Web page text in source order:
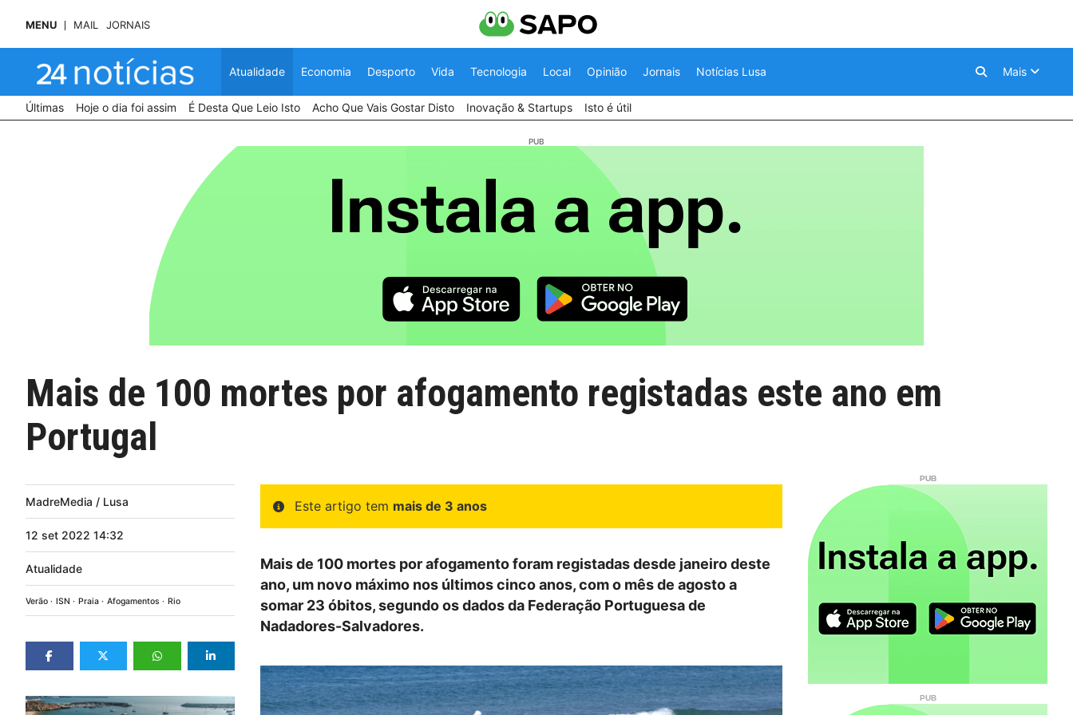
MENU MAIL JORNAIS
Atualidade Economia Desporto Vida Tecnologia Local Opinião Jornais Notícias Lusa Mais
Últimas Hoje o dia foi assim É Desta Que Leio Isto Acho Que Vais Gostar Disto Inovação & Startups Isto é útil
Mais de 100 mortes por afogamento registadas este ano em
Portugal
MadreMedia / Lusa
12 set 2022 14:32
Atualidade
Verão ISN Praia Afogamentos Rio
Este artigo tem mais de 3 anos
Mais de 100 mortes por afogamento foram registadas desde janeiro deste
ano, um novo máximo nos últimos cinco anos, com o mês de agosto a
somar 23 óbitos, segundo os dados da Federação Portuguesa de
Nadadores-Salvadores.